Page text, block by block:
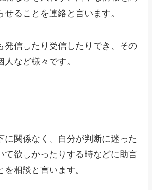
せることを連絡と言います。
発信したり受信したりでき、その
人など様々です。
に関係なく、自分が判断に迷った
て欲しかったりする時などに助言
を相談と言います。